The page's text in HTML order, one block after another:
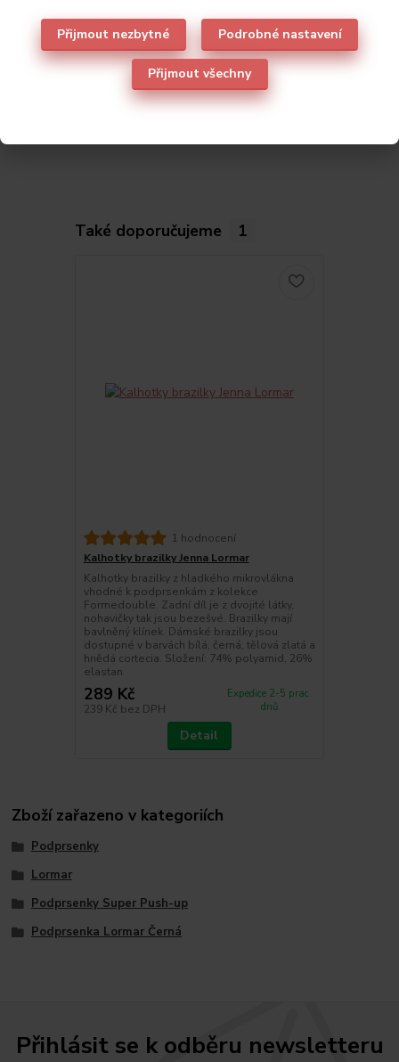
Původ zboží
Parametry
Také doporučujeme 1
1 hodnocení
Kalhotky brazilky Jenna Lormar
Kalhotky brazilky z hladkého mikrovlákna
vhodné k podprsenkám z kolekce
Formedouble. Zadní díl je z dvojité látky,
nohavičky tak jsou bezešvé. Brazilky mají
bavlněný klínek. Dámské brazilky jsou
dostupné v barvách bílá, černá, tělová zlatá a
hnědá cortecia. Složení: 74% polyamid, 26%
elastan
289 Kč
239 Kč bez DPH
Expedice 2-5 prac.
dnů
Detail
Zboží zařazeno v kategoriích
Podprsenky
Lormar
Podprsenky Super Push-up
Podprsenka Lormar Černá
Přihlásit se k odběru newsletteru
Přijmout nezbytné Podrobné nastavení
Přijmout všechny